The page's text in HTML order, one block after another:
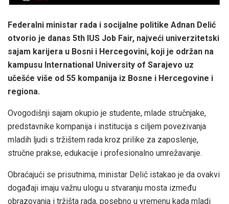
Federalni ministar rada i socijalne politike Adnan Delić
otvorio je danas 5th IUS Job Fair, najveći univerzitetski
sajam karijera u Bosni i Hercegovini, koji je održan na
kampusu International University of Sarajevo uz
učešće više od 55 kompanija iz Bosne i Hercegovine i
regiona.
Ovogodišnji sajam okupio je studente, mlade stručnjake,
predstavnike kompanija i institucija s ciljem povezivanja
mladih ljudi s tržištem rada kroz prilike za zaposlenje,
stručne prakse, edukacije i profesionalno umrežavanje.
Obraćajući se prisutnima, ministar Delić istakao je da ovakvi
događaji imaju važnu ulogu u stvaranju mosta između
obrazovanja i tržišta rada, posebno u vremenu kada mladi